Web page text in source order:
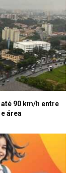
90 km/h entre
área